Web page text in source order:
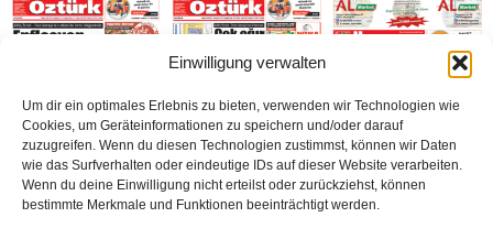
Einwilligung verwalten
Um dir ein optimales Erlebnis zu bieten, verwenden wir Technologien wie
Cookies, um Geräteinformationen zu speichern und/oder darauf
zuzugreifen. Wenn du diesen Technologien zustimmst, können wir Daten
wie das Surfverhalten oder eindeutige IDs auf dieser Website verarbeiten.
Wenn du deine Einwilligung nicht erteilst oder zurückziehst, können
bestimmte Merkmale und Funktionen beeinträchtigt werden.
Gazetesi Sayı 414
(Mayıs 2026) Bielefeld
Gazetesi-Sayı 413
(Nisan 2026) Bielefeld
Gazetesi Sayı 412 (Mart
2026) Bielefeld